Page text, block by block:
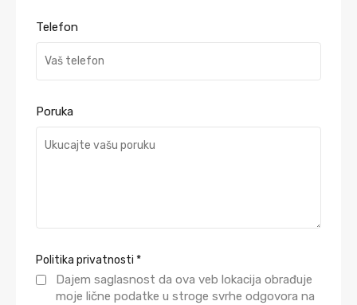
Telefon
Poruka
Politika privatnosti *
Dajem saglasnost da ova veb lokacija obrađuje
moje lične podatke u stroge svrhe odgovora na